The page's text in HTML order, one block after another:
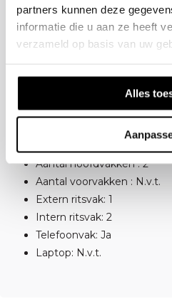
partners kunnen deze
informatie die u aan ze heeft
verzameld op basis van uw
Alles
Kleur: Bruin
Materiaal: Leer
Aantal hoofdvakken : 2
Aantal voorvakken : N.v.t.
Extern ritsvak: 1
Intern ritsvak: 2
Telefoonvak: Ja
Laptop: N.v.t.